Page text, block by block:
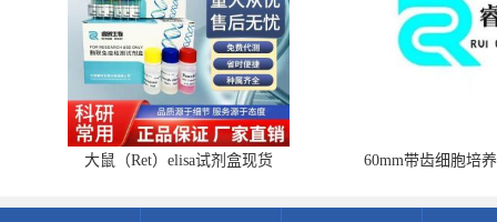
大鼠（Ret）elisa试剂盒现货 60mm带齿细胞培